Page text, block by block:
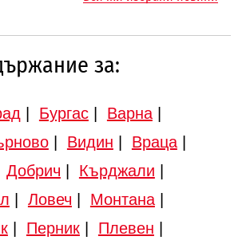
за:
| Бургас| Варна|
| Видин | Враца|
Добрич | Кърджали |
| Ловеч | Монтана|
| Перник| Плевен |